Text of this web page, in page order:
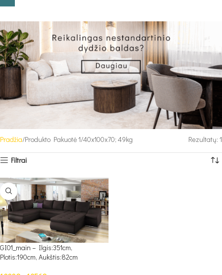
Pradžia Produkto Pakuotė 1 40x100x70; 49kg Rezultatų: 1
Filtrai
GI01_main – Ilgis:351cm,
Plotis:190cm, Aukštis:82cm